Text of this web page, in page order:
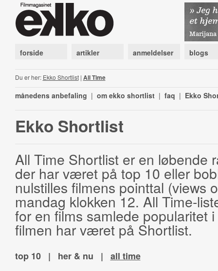
forside artikler anmeldelser blogs
Du er her: Ekko Shortlist| All Time
månedens anbefaling | om ekko shortlist | faq | Ekko
Ekko Shortlist
All Time Shortlist er en løbende
der har været på top 10 eller
nulstilles filmens pointtal (views
mandag klokken 12. All Time-
for en films samlede popularitet
filmen har været på Shortlist.
top 10 | her & nu | all time